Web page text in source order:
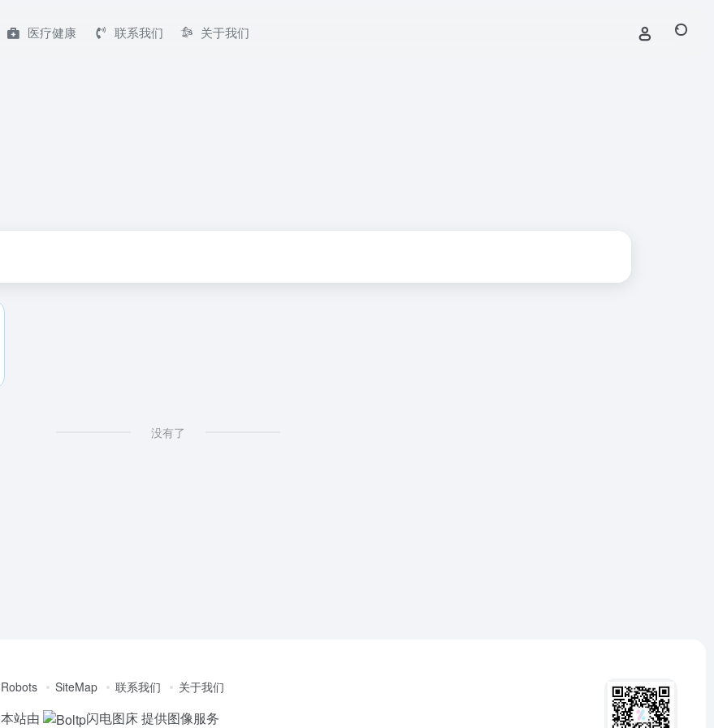
医疗健康 联系我们 关于我们
没有了
Robots SiteMap 联系我们 关于我们
本站由 闪电图床提供图像服务